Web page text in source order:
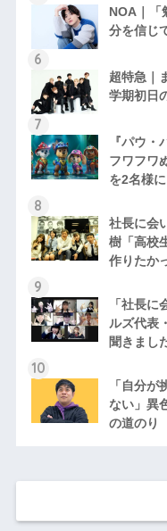
NOA｜「
分を信じ
超特急｜
学期初日
『パウ・
フワフワ
を2名様
社長に会
樹「高校
作りたか
「社長
ルズ代表
聞きまし
「自分が
ない」異
の道のり